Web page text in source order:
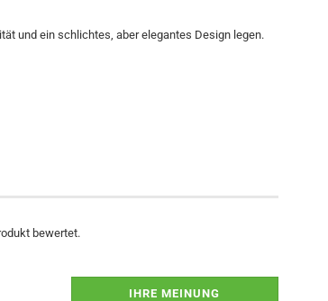
und ein schlichtes, aber elegantes Design legen.
bewertet.
IHRE MEINUNG